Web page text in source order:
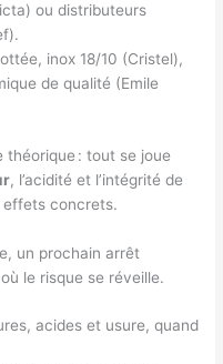
ou distributeurs
inox 18/10 (Cristel),
de qualité (Emile
théorique : tout se joue
, l’acidité et l’intégrité de
effets concrets.
un prochain arrêt
le risque se réveille.
acides et usure, quand